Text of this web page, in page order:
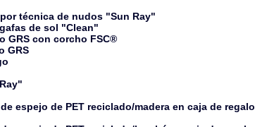
técnica de nudos "Sun Ray"
de sol "Clean"
GRS con corcho FSC®
GRS
espejo de PET reciclado/madera en caja de regalo